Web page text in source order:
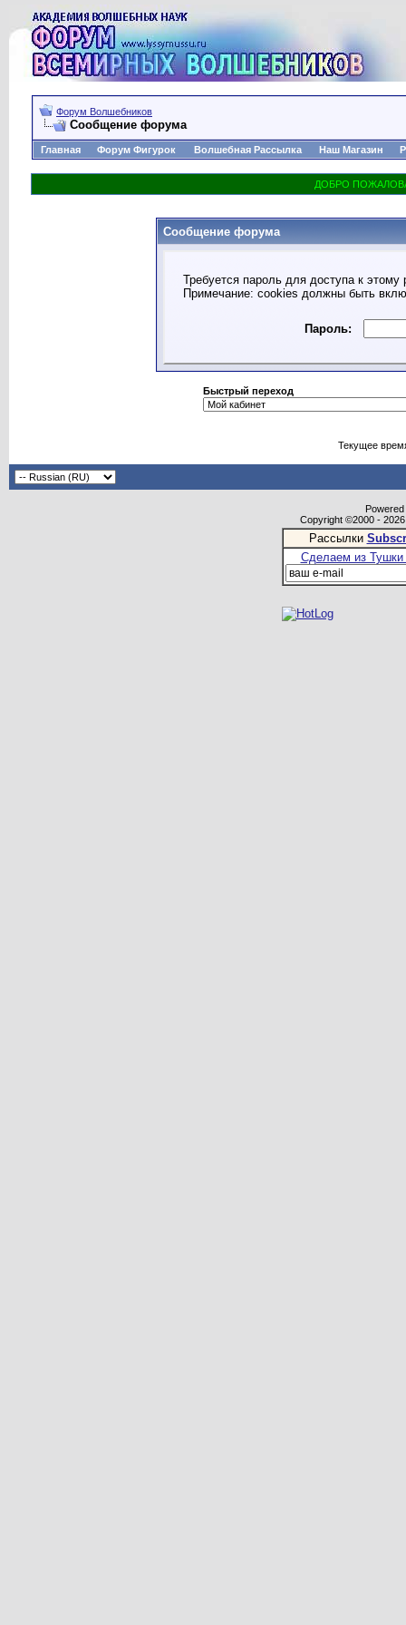
Форум Волшебников
Сообщение форума
Главная Форум Фигурок Волшебная Рассылка Наш Магазин
Сообщение форума
Требуется пароль для доступа к
Примечание: cookies должны быть
Пароль:
Быстрый переход
Текущее
Copyright ©2000 -
Рассылки
Сделаем из Тушки